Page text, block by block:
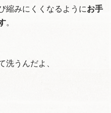
縮みにくくなるようにお手
。
洗うんだよ、